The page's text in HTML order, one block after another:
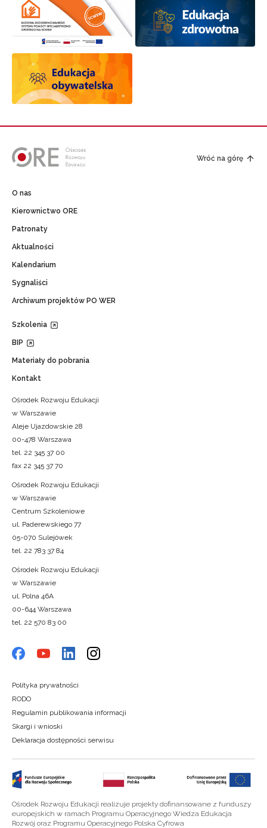
Wróć na górę
O nas
Kierownictwo ORE
Patronaty
Aktualności
Kalendarium
Sygnaliści
Archiwum projektów PO WER
Szkolenia
BIP
Materiały do pobrania
Kontakt
Ośrodek Rozwoju Edukacji
w Warszawie
Aleje Ujazdowskie 28
00-478 Warszawa
tel. 22 345 37 00
fax 22 345 37 70
Ośrodek Rozwoju Edukacji
w Warszawie
Centrum Szkoleniowe
ul. Paderewskiego 77
05-070 Sulejówek
tel. 22 783 37 84
Ośrodek Rozwoju Edukacji
w Warszawie
ul. Polna 46A
00-644 Warszawa
tel. 22 570 83 00
Polityka prywatności
RODO
Regulamin publikowania informacji
Skargi i wnioski
Deklaracja dostępności serwisu
Ośrodek Rozwoju Edukacji realizuje projekty dofinansowane z funduszy
europejskich w ramach Programu Operacyjnego Wiedza Edukacja
Rozwój oraz Programu Operacyjnego Polska Cyfrowa